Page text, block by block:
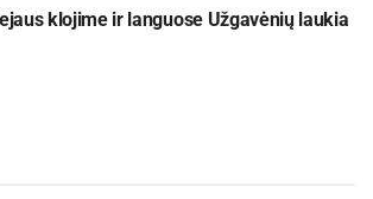
klojime ir languose Užgavėnių laukia